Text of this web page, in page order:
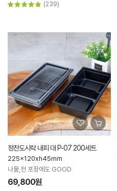
(239)
정찬도시락 내피 대 P-07 200세트
225x120xh45mm
나물,전 포장에도 GOOD
69,800원